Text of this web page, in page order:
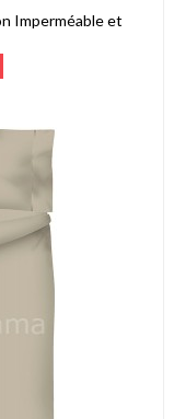
Imperméable et